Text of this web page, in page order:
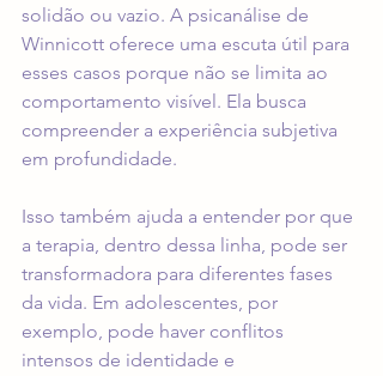
solidão ou vazio. A psicanálise de
Winnicott oferece uma escuta útil para
esses casos porque não se limita ao
comportamento visível. Ela busca
compreender a experiência subjetiva
em profundidade.
Isso também ajuda a entender por que
a terapia, dentro dessa linha, pode ser
transformadora para diferentes fases
da vida. Em adolescentes, por
exemplo, pode haver conflitos
intensos de identidade e